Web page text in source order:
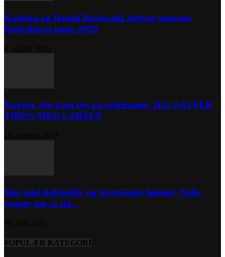
Katinka og Daniel Buchwald afgiver sammen
festivalsavn anno 2020
Kopien, der kom tæt på originalen: JEG SAVNER
TIDEN MED LARSEN
Slut med dobbeltliv og fortrængte følelser: Nella
synger om at stå...
POPULÆR KATEGORI